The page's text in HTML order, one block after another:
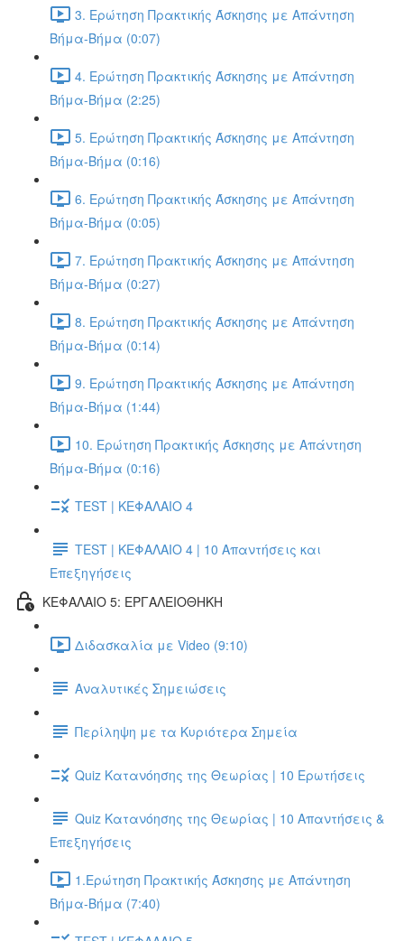
3. Ερώτηση Πρακτικής Άσκησης με Απάντηση
Βήμα-Βήμα (0:07)
4. Ερώτηση Πρακτικής Άσκησης με Απάντηση
Βήμα-Βήμα (2:25)
5. Ερώτηση Πρακτικής Άσκησης με Απάντηση
Βήμα-Βήμα (0:16)
6. Ερώτηση Πρακτικής Άσκησης με Απάντηση
Βήμα-Βήμα (0:05)
7. Ερώτηση Πρακτικής Άσκησης με Απάντηση
Βήμα-Βήμα (0:27)
8. Ερώτηση Πρακτικής Άσκησης με Απάντηση
Βήμα-Βήμα (0:14)
9. Ερώτηση Πρακτικής Άσκησης με Απάντηση
Βήμα-Βήμα (1:44)
10. Ερώτηση Πρακτικής Άσκησης με Απάντηση
Βήμα-Βήμα (0:16)
TEST | ΚΕΦΑΛΑΙΟ 4
TEST | ΚΕΦΑΛΑΙΟ 4 | 10 Απαντήσεις και
Επεξηγήσεις
ΚΕΦΑΛΑΙΟ 5: ΕΡΓΑΛΕΙΟΘΗΚΗ
Διδασκαλία με Video (9:10)
Αναλυτικές Σημειώσεις
Περίληψη με τα Κυριότερα Σημεία
Quiz Κατανόησης της Θεωρίας | 10 Ερωτήσεις
Quiz Κατανόησης της Θεωρίας | 10 Απαντήσεις &
Επεξηγήσεις
1.Ερώτηση Πρακτικής Άσκησης με Απάντηση
Βήμα-Βήμα (7:40)